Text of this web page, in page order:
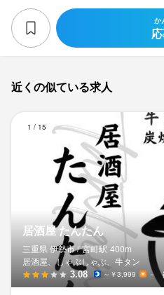
か
近くの似ている求人
1 / 15
居酒屋 たんたん
三重県 伊勢市 / 宮町駅 400m
居酒屋、しゃぶしゃぶ、牛タン
3.08 ～￥3,999 －
応募後、原則3営業日以内にご連
面接は1回のみ、私服でOKです。
お店の採用担当者からのメ
少しでも気になったら、まずは気
未経験の方も大歓迎です。
スタッフがしっかりサポートする
観光のお客様も多く、にぎやか